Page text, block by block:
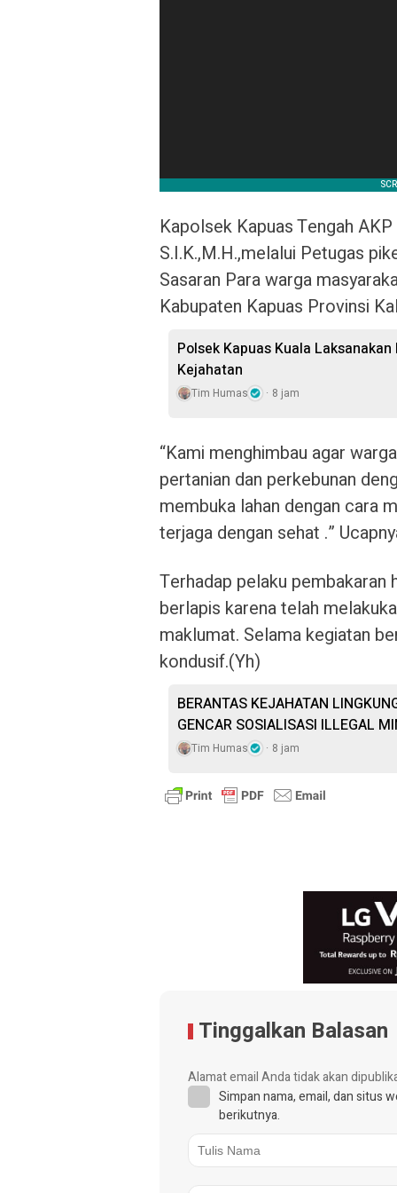
Kapolsek Kapuas Tengah
S.I.K.,M.H.,melalui Petugas
Sasaran Para warga
Kabupaten Kapuas Provinsi
Polsek Kapuas Kuala
Kejahatan
Tim Humas 8 jam
“Kami menghimbau agar
pertanian dan perkebunan
membuka lahan dengan cara
terjaga dengan sehat .”
Terhadap pelaku pembakaran
berlapis karena telah
maklumat. Selama kegiatan
kondusif.(Yh)
BERANTAS KEJAHATAN
GENCAR SOSIALISASI ILLEGAL
Tim Humas 8 jam
Tinggalkan Balasan
Alamat email Anda tidak akan
Simpan nama, email, dan situs
berikutnya.